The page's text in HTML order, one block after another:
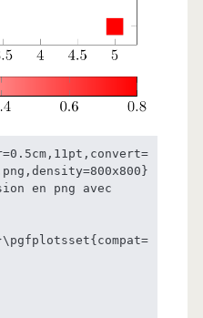
en png avec